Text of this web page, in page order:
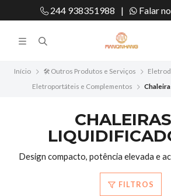
244 938351988 | Falar
Início 🛠️ Outros Produtos e Serviços
Eletroportáteis e Complementos
Design compacto, potência elevada e
FILTROS